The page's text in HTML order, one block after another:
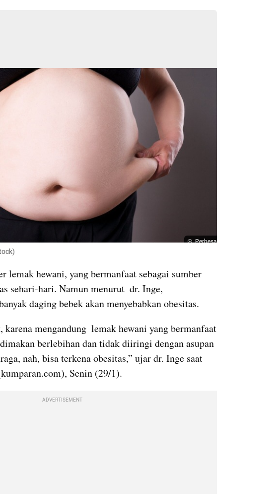
Perbesar
lemak hewani, yang bermanfaat sebagai sumber
sehari-hari. Namun menurut  dr. Inge,
daging bebek akan menyebabkan obesitas.
mengandung  lemak hewani yang bermanfaat
berlebihan dan tidak diiringi dengan asupan
nah, bisa terkena obesitas,” ujar dr. Inge saat
Senin (29/1).
ADVERTISEMENT